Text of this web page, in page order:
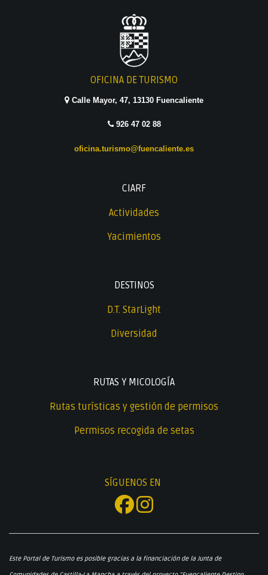
OFICINA DE TURISMO
Calle Mayor, 47, 13130 Fuencaliente
926 47 02 88
oficina.turismo@fuencaliente.es
CIARF
Actividades
Yacimientos
DESTINOS
D.T. StarLight
Diversidad
RUTAS Y MICOLOGÍA
Rutas turísticas y gestión de permisos
Permisos recogida de setas
SÍGUENOS EN
Este Portal de Turismo es posible gracias a la financiación de la Junta de